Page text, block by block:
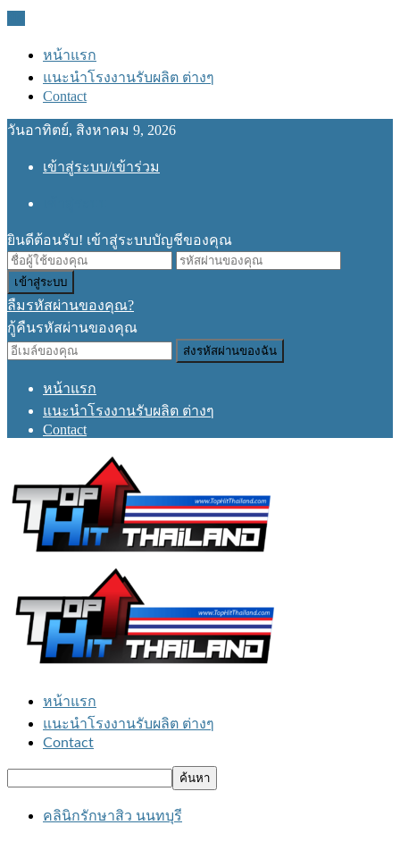
หน้าแรก
แนะนำโรงงานรับผลิต ต่างๆ
Contact
วันอาทิตย์, สิงหาคม 9, 2026
เข้าสู่ระบบ/เข้าร่วม
ยินดีต้อนรับ! เข้าสู่ระบบบัญชีของคุณ
ลืมรหัสผ่านของคุณ?
กู้คืนรหัสผ่านของคุณ
หน้าแรก
แนะนำโรงงานรับผลิต ต่างๆ
Contact
หน้าแรก
แนะนำโรงงานรับผลิต ต่างๆ
Contact
คลินิกรักษาสิว นนทบุรี